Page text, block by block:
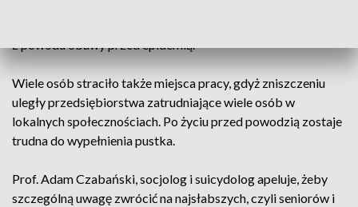
z powodu obawy przed epidemią.
Wiele osób straciło także miejsca pracy, gdyż zniszczeniu
uległy przedsiębiorstwa zatrudniające wiele osób w
lokalnych społecznościach. Po życiu przed powodzią zostaje
trudna do wypełnienia pustka.
Prof. Adam Czabański, socjolog i suicydolog apeluje, żeby
szczególną uwagę zwrócić na najsłabszych, czyli seniorów i